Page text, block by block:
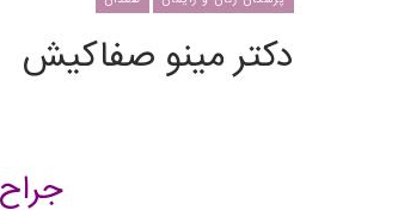
دکتر مینو صفاکیش